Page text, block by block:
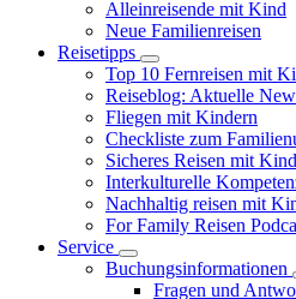
Alleinreisende mit Kind
Neue Familienreisen
Reisetipps
Top 10 Fernreisen mit
Reiseblog: Aktuelle
Fliegen mit Kindern
Checkliste zum
Sicheres Reisen mit
Interkulturelle
Nachhaltig reisen mit
For Family Reisen
Service
Buchungsinformationen
Fragen und